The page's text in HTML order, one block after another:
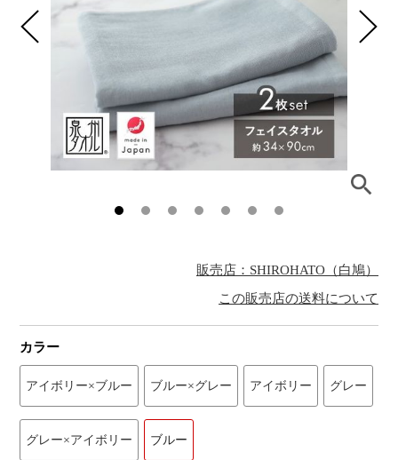
販売店：SHIROHATO（白鳩）
この販売店の送料について
カラー
アイボリー×ブルー ブルー×グレー アイボリー グレー
グレー×アイボリー ブルー